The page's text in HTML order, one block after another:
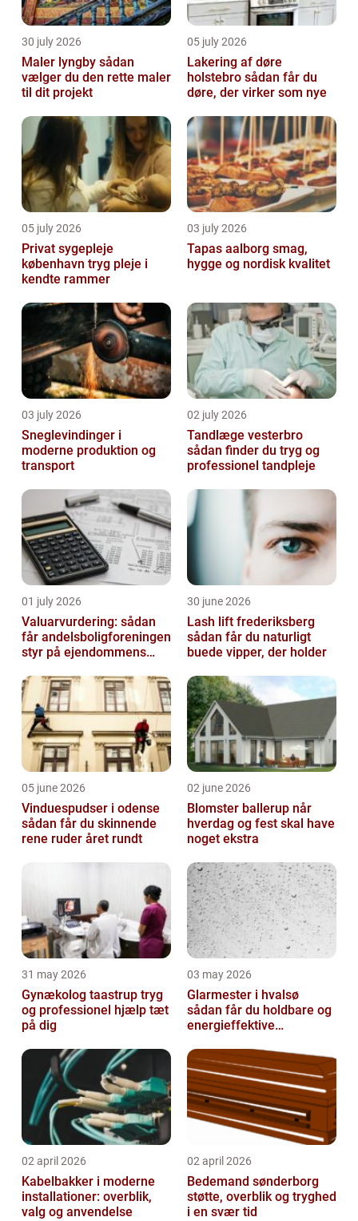
30 july 2026
Maler lyngby sådan
vælger du den rette maler
til dit projekt
05 july 2026
Lakering af døre
holstebro sådan får du
døre, der virker som nye
05 july 2026
Privat sygepleje
københavn tryg pleje i
kendte rammer
03 july 2026
Tapas aalborg smag,
hygge og nordisk kvalitet
03 july 2026
Sneglevindinger i
moderne produktion og
transport
02 july 2026
Tandlæge vesterbro
sådan finder du tryg og
professionel tandpleje
01 july 2026
Valuarvurdering: sådan
får andelsboligforeningen
styr på ejendommens
30 june 2026
Lash lift frederiksberg
sådan får du naturligt
buede vipper, der holder
05 june 2026
Vinduespudser i odense
sådan får du skinnende
rene ruder året rundt
02 june 2026
Blomster ballerup når
hverdag og fest skal have
noget ekstra
31 may 2026
Gynækolog taastrup tryg
og professionel hjælp tæt
på dig
03 may 2026
Glarmester i hvalsø
sådan får du holdbare og
energieffektive
02 april 2026
Kabelbakker i moderne
installationer: overblik,
valg og anvendelse
02 april 2026
Bedemand sønderborg
støtte, overblik og tryghed
i en svær tid